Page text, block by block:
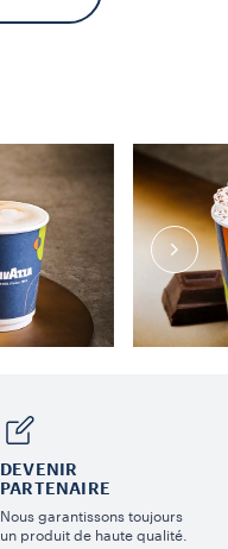
DEVENIR
PARTENAIRE
Nous garantissons toujours
un produit de haute qualité.